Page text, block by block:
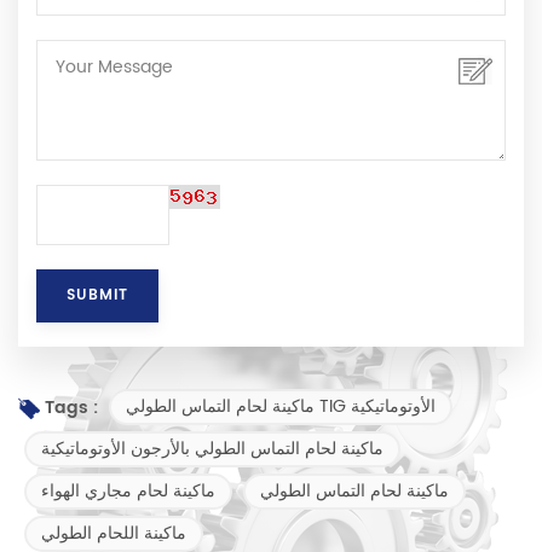
Tags :
ماكينة لحام التماس الطولي TIG الأوتوماتيكية
ماكينة لحام التماس الطولي بالأرجون الأوتوماتيكية
ماكينة لحام مجاري الهواء
ماكينة لحام التماس الطولي
ماكينة اللحام الطولي